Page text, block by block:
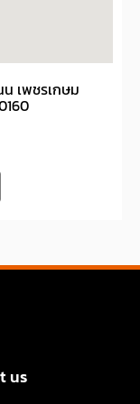
น เพชรเกษม
us